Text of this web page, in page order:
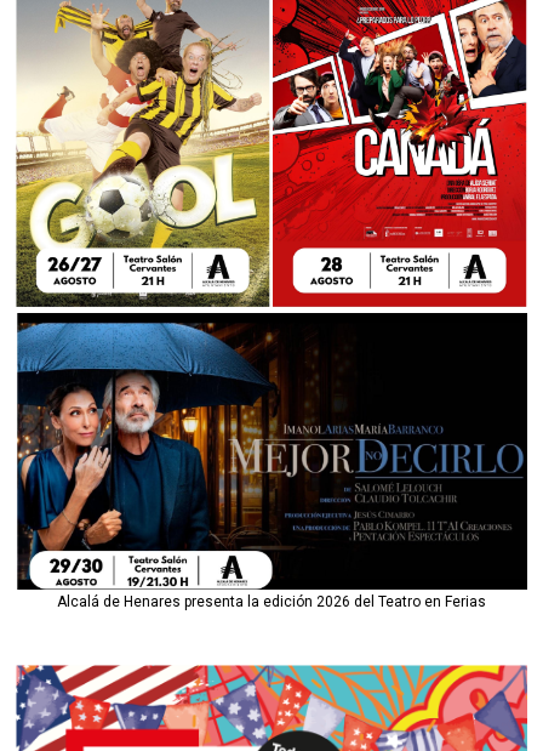
Alcalá de Henares presenta la edición 2026 del Teatro en Ferias